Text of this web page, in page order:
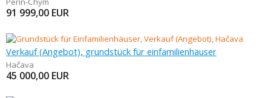
91 999,00 EUR
Verkauf (Angebot), grundstück für einfamilienhäuser
Hačava
45 000,00 EUR